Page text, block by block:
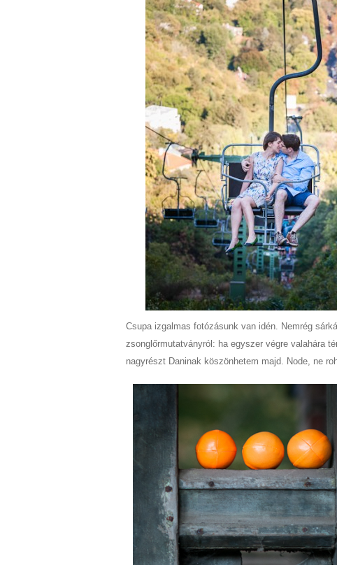
Csupa izgalmas fotózásunk van idén. Nemrég
zsonglőrmutatványról: ha egyszer végre valahára
nagyrészt Daninak köszönhetem majd. Node, ne